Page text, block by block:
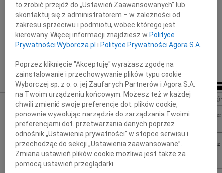
składa
społeczność
Szukaj
Imię i nazwisko lub numer
+
to zrobić przejdź do „Ustawień Zaawansowanych” lub
skontaktuj się z administratorem – w zależności od
zakresu sprzeciwu i podmiotu, wobec którego jest
kierowany. Więcej informacji znajdziesz wPolityce
Prywatności Wyborcza.pl iPolityce Prywatności Agora S.A.
Poprzez kliknięcie "Akceptuję" wyrażasz zgodę na
zainstalowanie i przechowywanie plików typu cookie
Wyborczej sp. z o. o. jej Zaufanych Partnerów i Agora S.A.
na Twoim urządzeniu końcowym. Możesz też w każdej
chwili zmienić swoje preferencje dot. plików cookie,
ponownie wywołując narzędzie do zarządzania Twoimi
preferencjami dot. przetwarzania danych poprzez
odnośnik „Ustawienia prywatności” w stopce serwisu i
przechodząc do sekcji „Ustawienia zaawansowane”.
Zmiana ustawień plików cookie możliwa jest także za
pomocą ustawień przeglądarki.